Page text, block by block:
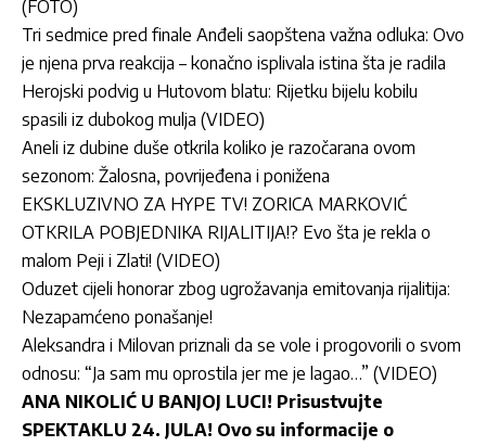
(FOTO)
Tri sedmice pred finale Anđeli saopštena važna odluka: Ovo
je njena prva reakcija – konačno isplivala istina šta je radila
Herojski podvig u Hutovom blatu: Rijetku bijelu kobilu
spasili iz dubokog mulja (VIDEO)
Aneli iz dubine duše otkrila koliko je razočarana ovom
sezonom: Žalosna, povrijeđena i ponižena
EKSKLUZIVNO ZA HYPE TV! ZORICA MARKOVIĆ
OTKRILA POBJEDNIKA RIJALITIJA!? Evo šta je rekla o
malom Peji i Zlati! (VIDEO)
Oduzet cijeli honorar zbog ugrožavanja emitovanja rijalitija:
Nezapamćeno ponašanje!
Aleksandra i Milovan priznali da se vole i progovorili o svom
odnosu: “Ja sam mu oprostila jer me je lagao…” (VIDEO)
ANA NIKOLIĆ U BANJOJ LUCI! Prisustvujte
SPEKTAKLU 24. JULA! Ovo su informacije o